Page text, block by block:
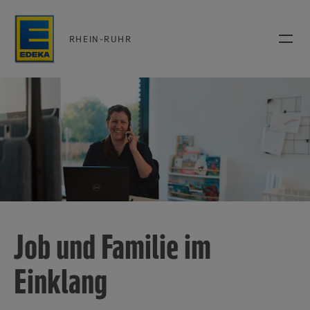
RHEIN-RUHR
Job und Familie im
Einklang